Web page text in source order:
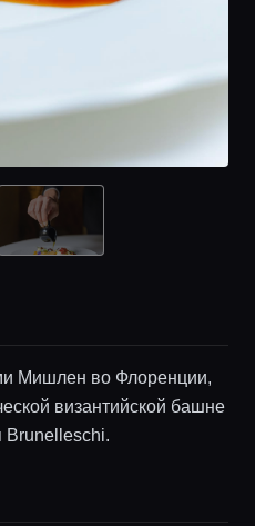
Мишлен во Флоренции,
византийской башне
Brunelleschi.